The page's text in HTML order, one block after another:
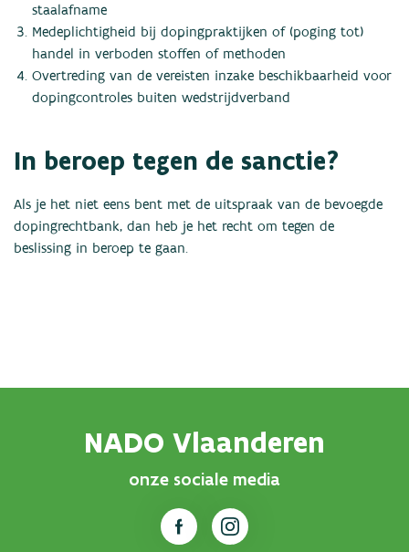
staalafname
Medeplichtigheid bij dopingpraktijken of (poging tot)
handel in verboden stoffen of methoden
Overtreding van de vereisten inzake beschikbaarheid voor
dopingcontroles buiten wedstrijdverband
In beroep tegen de sanctie?
Als je het niet eens bent met de uitspraak van de bevoegde
dopingrechtbank, dan heb je het recht om tegen de
beslissing in beroep te gaan.
NADO Vlaanderen
onze sociale media